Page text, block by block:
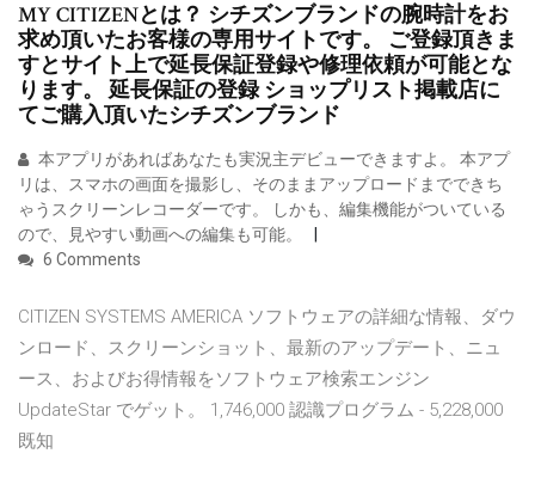
MY CITIZENとは？ シチズンブランドの腕時計をお
求め頂いたお客様の専用サイトです。 ご登録頂きま
すとサイト上で延長保証登録や修理依頼が可能とな
ります。 延長保証の登録 ショップリスト掲載店に
てご購入頂いたシチズンブランド
本アプリがあればあなたも実況主デビューできますよ。 本アプ
リは、スマホの画面を撮影し、そのままアップロードまでできち
ゃうスクリーンレコーダーです。 しかも、編集機能がついている
ので、見やすい動画への編集も可能。
6 Comments
CITIZEN SYSTEMS AMERICA ソフトウェアの詳細な情報、ダウ
ンロード、スクリーンショット、最新のアップデート、ニュ
ース、およびお得情報をソフトウェア検索エンジン
UpdateStar でゲット。 1,746,000 認識プログラム - 5,228,000
既知